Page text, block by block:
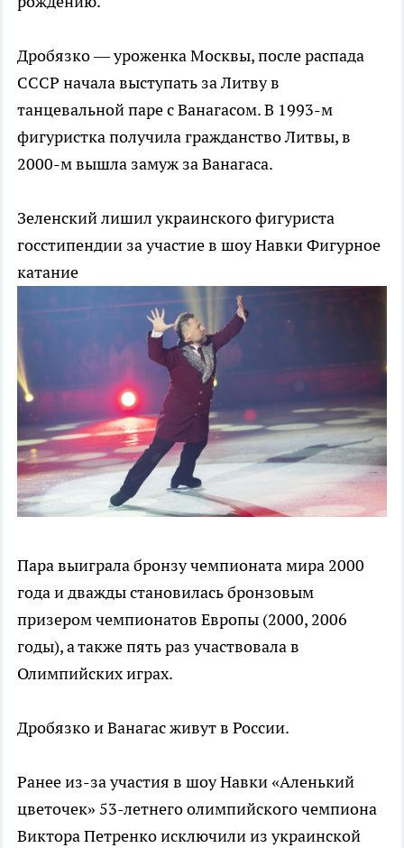
Дробязко — уроженка Москвы, после распада
СССР начала выступать за Литву в
танцевальной паре с Ванагасом. В 1993-м
фигуристка получила гражданство Литвы, в
2000-м вышла замуж за Ванагаса.
Зеленский лишил украинского фигуриста
госстипендии за участие в шоу НавкиФигурное
катание
Пара выиграла бронзу чемпионата мира 2000
года и дважды становилась бронзовым
призером чемпионатов Европы (2000, 2006
годы), а также пять раз участвовала в
Олимпийских играх.
Дробязко и Ванагас живут в России.
Ранее из-за участия в шоу Навки «Аленький
цветочек» 53-летнего олимпийского чемпиона
Виктора Петренко исключили из украинской